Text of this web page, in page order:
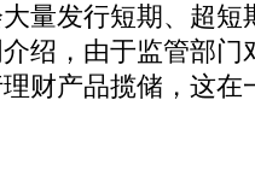
量发行短期、超短
绍，由于监管部
财产品揽储，这